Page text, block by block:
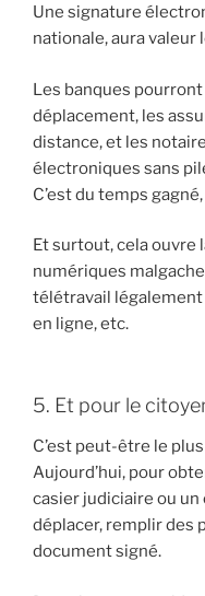
Une signature
nationale, aura valeur
Les banques
déplacement, les
distance, et les
électroniques sans
C’est du temps
Et surtout, cela ouvre
numériques
télétravail légalement
en ligne, etc.
5. Et pour le
C’est peut-être le
Aujourd’hui, pour
casier judiciaire ou
déplacer, remplir des
document signé.